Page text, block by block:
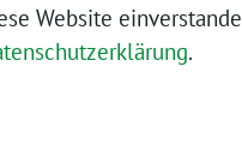
Website
.